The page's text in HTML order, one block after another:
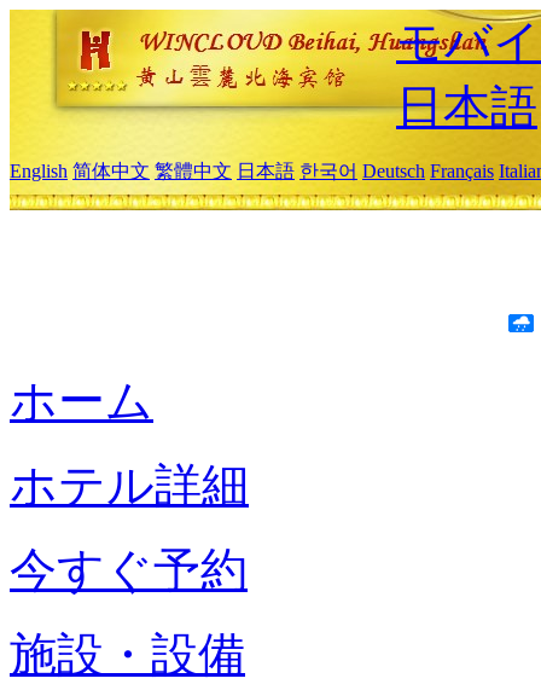
モバ
日本語
English 简体中文 繁體中文 日本語 한국어 Deutsch Français
ホーム
ホテル詳細
今すぐ予約
施設・設備